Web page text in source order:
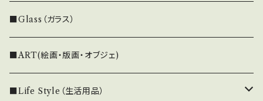
クリスチャンヌ・ペロション
■Glass（ガラス）
■ART(絵画・版画・オブジェ)
■Life Style（生活用品）